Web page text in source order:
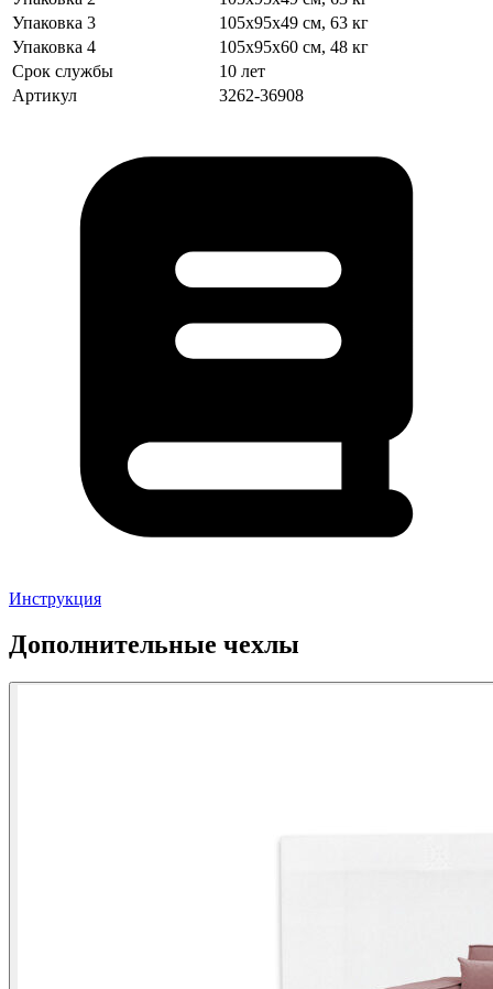
Упаковка 3
105х95х49 см, 63 кг
Упаковка 4
105х95х60 см, 48 кг
Срок службы
10 лет
Артикул
3262-36908
Инструкция
Дополнительные чехлы